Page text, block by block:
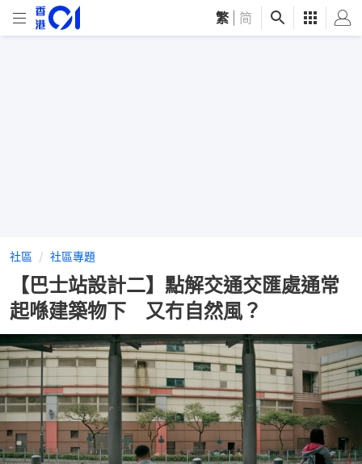
繁 简
社區 社區專題
【巴士站設計二】點解交通交匯處通常
起喺建築物下 又冇自然風？